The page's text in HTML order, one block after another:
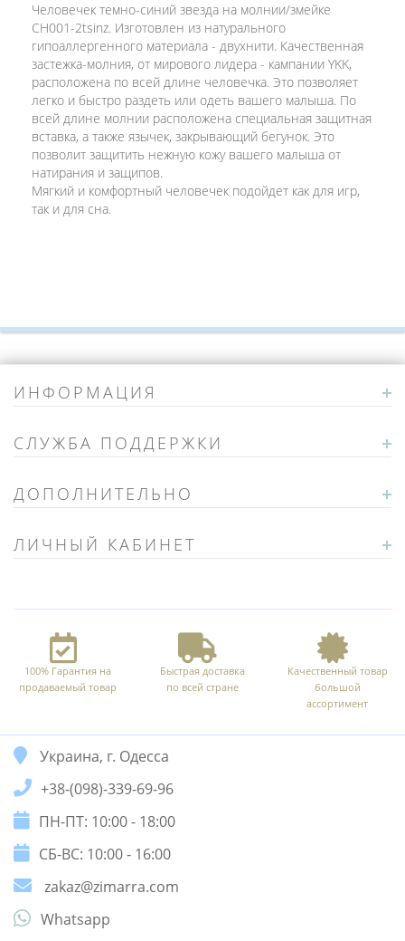
Человечек темно-синий звезда на молнии/змейке
CH001-2tsinz. Изготовлен из натурального
гипоаллергенного материала - двухнити. Качественная
застежка-молния, от мирового лидера - кампании YKK,
расположена по всей длине человечка. Это позволяет
легко и быстро раздеть или одеть вашего малыша. По
всей длине молнии расположена специальная защитная
вставка, а также язычек, закрывающий бегунок. Это
позволит защитить нежную кожу вашего малыша от
натирания и защипов.
Мягкий и комфортный человечек подойдет как для игр,
так и для сна.
ИНФОРМАЦИЯ
СЛУЖБА ПОДДЕРЖКИ
ДОПОЛНИТЕЛЬНО
ЛИЧНЫЙ КАБИНЕТ
100% Гарантия на
продаваемый товар
Быстрая доставка
по всей стране
Качественный товар
большой
ассортимент
Украина, г. Одесса
+38-(098)-339-69-96
ПН-ПТ: 10:00 - 18:00
СБ-ВС: 10:00 - 16:00
zakaz@zimarra.com
Whatsapp